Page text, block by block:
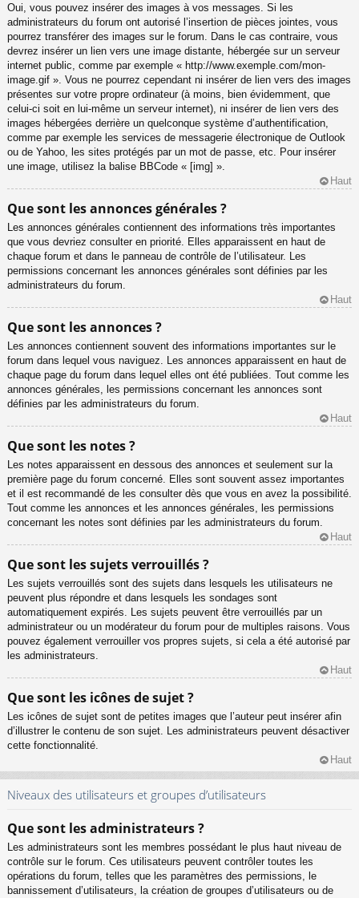
Oui, vous pouvez insérer des images à vos messages. Si les
administrateurs du forum ont autorisé l’insertion de pièces jointes, vous
pourrez transférer des images sur le forum. Dans le cas contraire, vous
devrez insérer un lien vers une image distante, hébergée sur un serveur
internet public, comme par exemple « http://www.exemple.com/mon-
image.gif ». Vous ne pourrez cependant ni insérer de lien vers des images
présentes sur votre propre ordinateur (à moins, bien évidemment, que
celui-ci soit en lui-même un serveur internet), ni insérer de lien vers des
images hébergées derrière un quelconque système d’authentification,
comme par exemple les services de messagerie électronique de Outlook
ou de Yahoo, les sites protégés par un mot de passe, etc. Pour insérer
une image, utilisez la balise BBCode « [img] ».
Haut
Que sont les annonces générales ?
Les annonces générales contiennent des informations très importantes
que vous devriez consulter en priorité. Elles apparaissent en haut de
chaque forum et dans le panneau de contrôle de l’utilisateur. Les
permissions concernant les annonces générales sont définies par les
administrateurs du forum.
Haut
Que sont les annonces ?
Les annonces contiennent souvent des informations importantes sur le
forum dans lequel vous naviguez. Les annonces apparaissent en haut de
chaque page du forum dans lequel elles ont été publiées. Tout comme les
annonces générales, les permissions concernant les annonces sont
définies par les administrateurs du forum.
Haut
Que sont les notes ?
Les notes apparaissent en dessous des annonces et seulement sur la
première page du forum concerné. Elles sont souvent assez importantes
et il est recommandé de les consulter dès que vous en avez la possibilité.
Tout comme les annonces et les annonces générales, les permissions
concernant les notes sont définies par les administrateurs du forum.
Haut
Que sont les sujets verrouillés ?
Les sujets verrouillés sont des sujets dans lesquels les utilisateurs ne
peuvent plus répondre et dans lesquels les sondages sont
automatiquement expirés. Les sujets peuvent être verrouillés par un
administrateur ou un modérateur du forum pour de multiples raisons. Vous
pouvez également verrouiller vos propres sujets, si cela a été autorisé par
les administrateurs.
Haut
Que sont les icônes de sujet ?
Les icônes de sujet sont de petites images que l’auteur peut insérer afin
d’illustrer le contenu de son sujet. Les administrateurs peuvent désactiver
cette fonctionnalité.
Haut
Niveaux des utilisateurs et groupes d’utilisateurs
Que sont les administrateurs ?
Les administrateurs sont les membres possédant le plus haut niveau de
contrôle sur le forum. Ces utilisateurs peuvent contrôler toutes les
opérations du forum, telles que les paramètres des permissions, le
bannissement d’utilisateurs, la création de groupes d’utilisateurs ou de